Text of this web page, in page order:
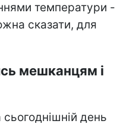
температури -
сказати, для
мешканцям і
день